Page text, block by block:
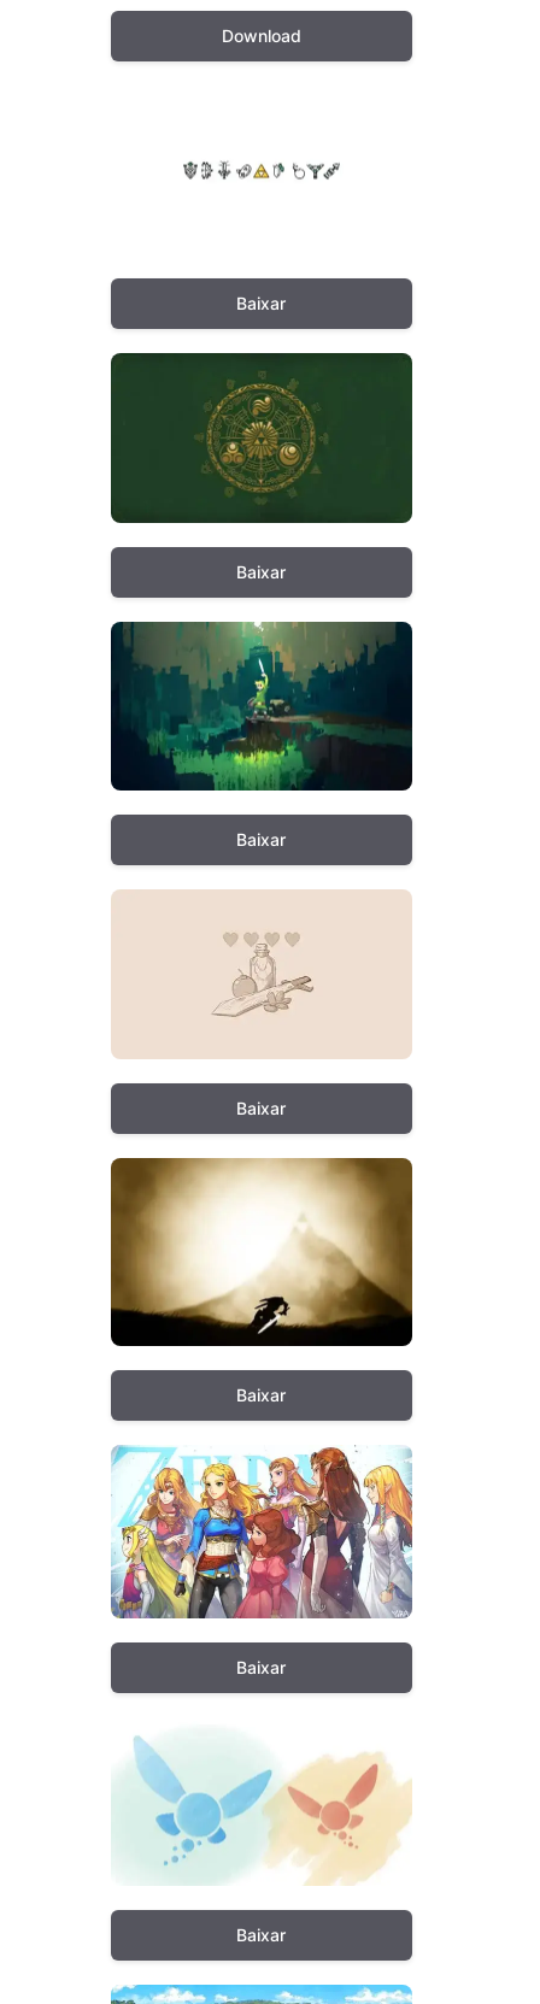
Download
Baixar
Baixar
Baixar
Baixar
Baixar
Baixar
Baixar